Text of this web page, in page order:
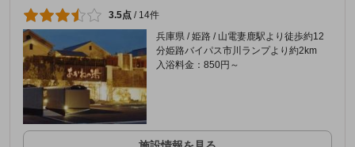
3.5点 / 14件
兵庫県 / 姫路 / 山電妻鹿駅より徒歩約12
分姫路バイパス市川ランプより約2km
入浴料金：850円～